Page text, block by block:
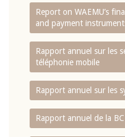
Report on WAEMU’s
and payment
Rapport annuel sur les
téléphonie mobile
Rapport annuel sur les
Rapport annuel de la